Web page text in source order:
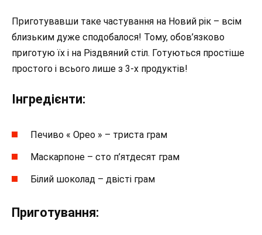
Приготувавши таке частування на Новий рік – всім
близьким дуже сподобалося! Тому, обов’язково
приготую їх і на Різдвяний стіл. Готуються простіше
простого і всього лише з 3-х продуктів!
Інгредієнти:
Печиво « Орео » – триста грам
Маскарпоне – сто п’ятдесят грам
Білий шоколад – двісті грам
Приготування: